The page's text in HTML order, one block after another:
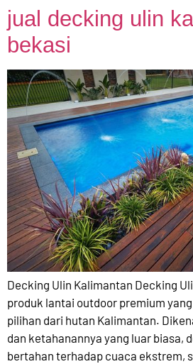
jual decking ulin
bekasi
Decking Ulin Kalimantan Decking
produk lantai outdoor premium
pilihan dari hutan Kalimantan.
dan ketahanannya yang luar biasa,
bertahan terhadap cuaca ekstrem,